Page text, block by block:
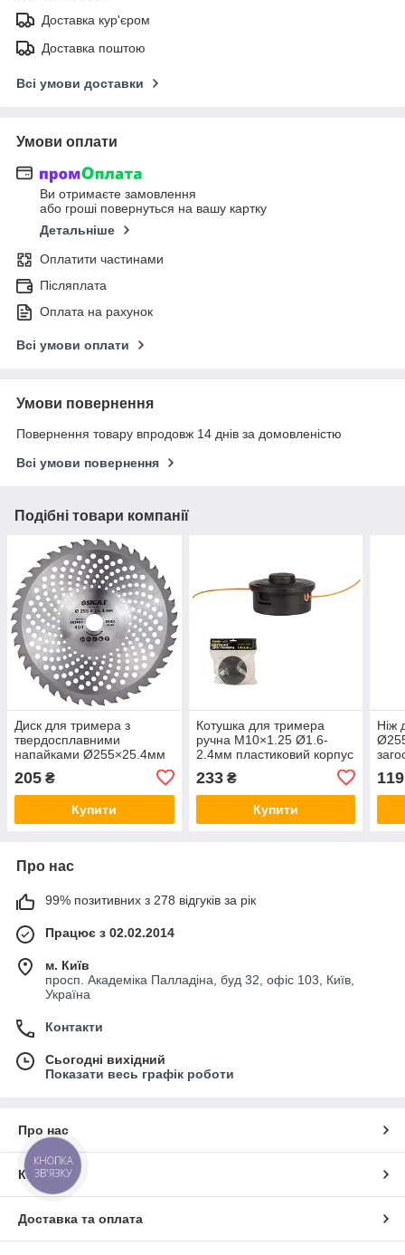
Доставка кур'єром
Доставка поштою
Всі умови доставки
Умови оплати
Ви отримаєте замовлення
або гроші повернуться на вашу картку
Детальніше
Оплатити частинами
Післяплата
Оплата на рахунок
Всі умови оплати
Умови повернення
Повернення товару впродовж 14 днів за домовленістю
Всі умови повернення
Подібні товари компанії
Диск для тримера з
твердосплавними
напайками Ø255×25.4мм
40Т хвилеподібний SIGMA
(5624621)
205 ₴
Купити
Котушка для тримера
ручна M10×1.25 Ø1.6-
2.4мм пластиковий корпус
233₴
Купити
Ніж
119
Про нас
99% позитивних з 278 відгуків за рік
Працює з 02.02.2014
м. Київ
просп. Академіка Палладіна, буд 32, офіс 103, Київ,
Україна
Контакти
Сьогодні вихідний
Показати весь графік роботи
Про нас
Контакти
Доставка та оплата
КНОПКА
ЗВ'ЯЗКУ